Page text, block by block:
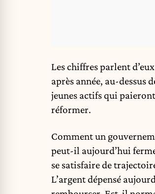
Les chiffres parlent
après année, au-dessus
jeunes actifs qui
réformer.
Comment un
peut-il aujourd’hui
se satisfaire de
L’argent dépensé